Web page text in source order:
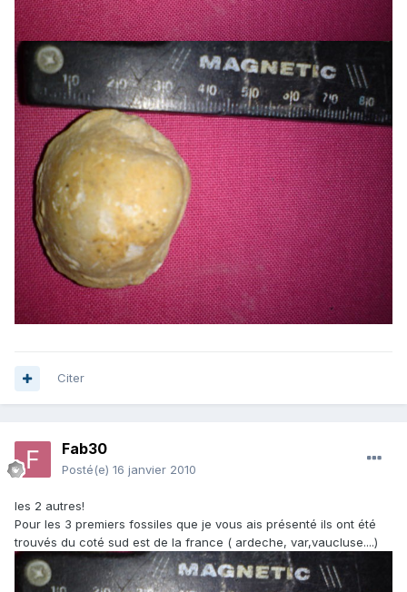
Citer
Fab30
Posté(e) 16 janvier 2010
les 2 autres!
Pour les 3 premiers fossiles que je vous ais présenté ils ont été
trouvés du coté sud est de la france ( ardeche, var,vaucluse....)